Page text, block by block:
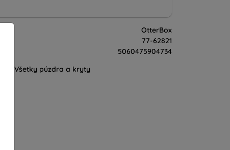
OtterBox
77-62821
5060475904734
Všetky púzdra a kryty